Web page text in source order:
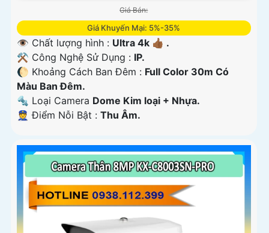
Giá Bán:
Giá Khuyến Mại: 5%-35%
👁 Chất lượng hình : Ultra 4k 👍🏾 .
⚒ Công Nghệ Sử Dụng : IP.
🌔 Khoảng Cách Ban Đêm : Full Color 30m Có
Màu Ban Ðêm.
🔩 Loại Camera Dome Kim loại + Nhựa.
️👮 Điểm Nỗi Bật : Thu Âm.